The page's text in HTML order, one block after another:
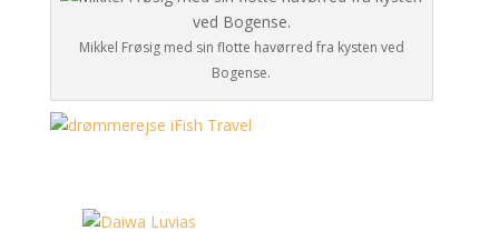
Mikkel Frøsig med sin flotte havørred fra kysten ved
Bogense.